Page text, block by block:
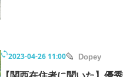
2023-04-26 11:00 Dopey